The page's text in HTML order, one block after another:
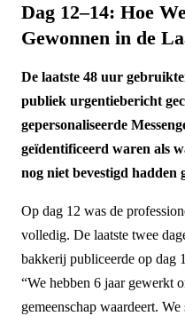
Dag 12–14: Hoe
Gewonnen in de
De laatste 48 uur
publiek urgentiebericht
gepersonaliseerde
geïdentificeerd waren als
nog niet bevestigd hadden
Op dag 12 was de
volledig. De laatste twee
bakkerij publiceerde op dag
“We hebben 6 jaar gewerkt
gemeenschap waardeert.